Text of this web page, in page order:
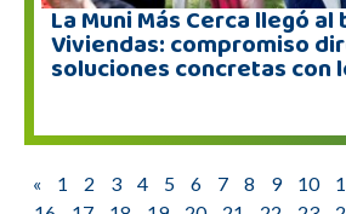
La Muni Más Cerca llegó al
Viviendas: compromiso
soluciones concretas con
« 1 2 3 4 5 6 7 8 9 10